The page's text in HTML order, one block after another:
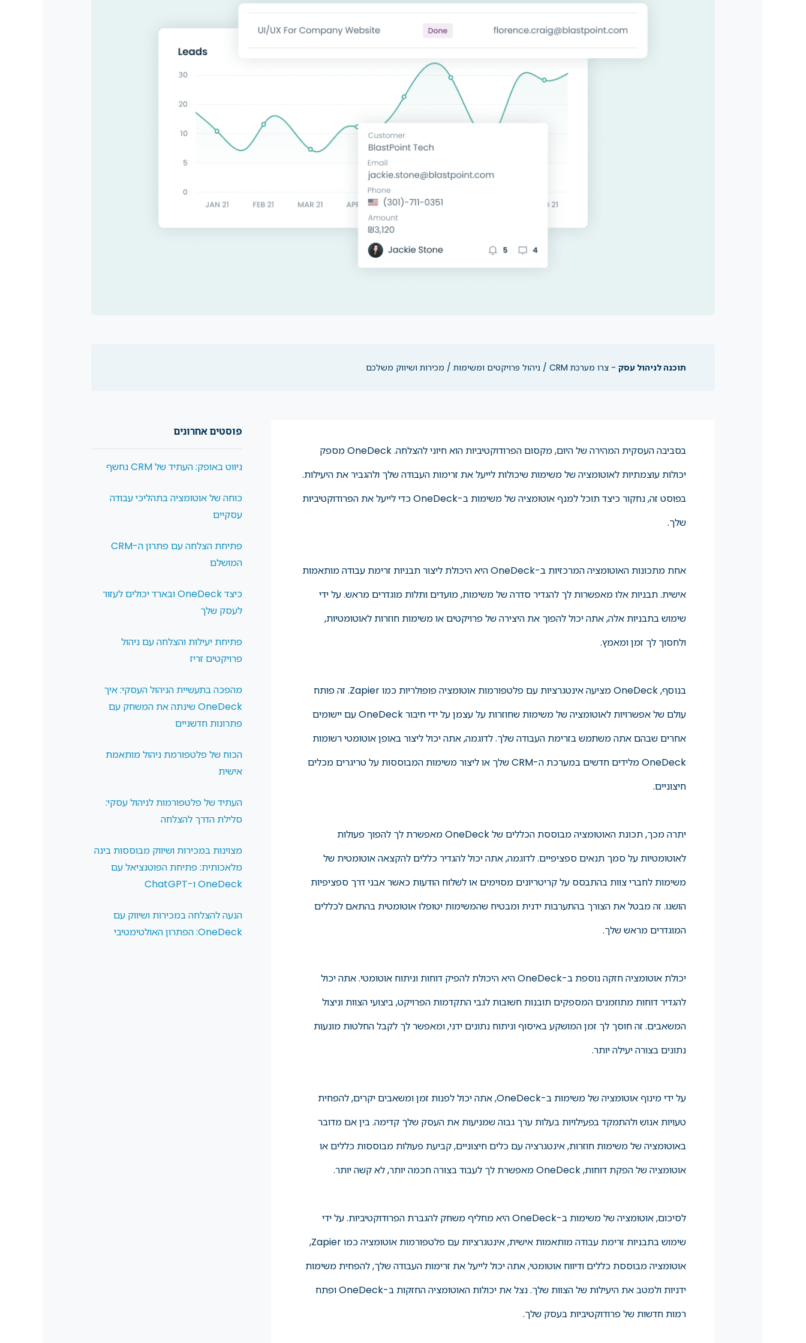
תוכנה לניהול עסק - צרו מערכת CRM / ניהול פרויקטים ומשימות / מכירות ושיווק משלכם
בסביבה העסקית המהירה של היום, מקסום הפרודוקטיביות הוא חיוני להצלחה. OneDeck מספק
יכולות עוצמתיות לאוטומציה של משימות שיכולות לייעל את זרימות העבודה שלך ולהגביר את היעילות.
בפוסט זה, נחקור כיצד תוכל למנף אוטומציה של משימות ב-OneDeck כדי לייעל את הפרודוקטיביות
שלך.
אחת מתכונות האוטומציה המרכזיות ב-OneDeck היא היכולת ליצור תבניות זרימת עבודה מותאמות
אישית. תבניות אלו מאפשרות לך להגדיר סדרה של משימות, מועדים ותלות מוגדרים מראש. על ידי
שימוש בתבניות אלה, אתה יכול להפוך את היצירה של פרויקטים או משימות חוזרות לאוטומטיות,
ולחסוך לך זמן ומאמץ.
בנוסף, OneDeck מציעה אינטגרציות עם פלטפורמות אוטומציה פופולריות כמו Zapier. זה פותח
עולם של אפשרויות לאוטומציה של משימות שחוזרות על עצמן על ידי חיבור OneDeck עם יישומים
אחרים שבהם אתה משתמש בזרימת העבודה שלך. לדוגמה, אתה יכול ליצור באופן אוטומטי רשומות
OneDeck מלידים חדשים במערכת ה-CRM שלך או ליצור משימות המבוססות על טריגרים מכלים
חיצוניים.
יתרה מכך, תכונת האוטומציה מבוססת הכללים של OneDeck מאפשרת לך להפוך פעולות
לאוטומטיות על סמך תנאים ספציפיים. לדוגמה, אתה יכול להגדיר כללים להקצאה אוטומטית של
משימות לחברי צוות בהתבסס על קריטריונים מסוימים או לשלוח הודעות כאשר אבני דרך ספציפיות
הושגו. זה מבטל את הצורך בהתערבות ידנית ומבטיח שהמשימות יטופלו אוטומטית בהתאם לכללים
המוגדרים מראש שלך.
יכולת אוטומציה חזקה נוספת ב-OneDeck היא היכולת להפיק דוחות וניתוח אוטומטי. אתה יכול
להגדיר דוחות מתוזמנים המספקים תובנות חשובות לגבי התקדמות הפרויקט, ביצועי הצוות וניצול
המשאבים. זה חוסך לך זמן המושקע באיסוף וניתוח נתונים ידני, ומאפשר לך לקבל החלטות מונעות
נתונים בצורה יעילה יותר.
על ידי מינוף אוטומציה של משימות ב-OneDeck, אתה יכול לפנות זמן ומשאבים יקרים, להפחית
טעויות אנוש ולהתמקד בפעילויות בעלות ערך גבוה שמניעות את העסק שלך קדימה. בין אם מדובר
באוטומציה של משימות חוזרות, אינטגרציה עם כלים חיצוניים, קביעת פעולות מבוססות כללים או
אוטומציה של הפקת דוחות, OneDeck מאפשרת לך לעבוד בצורה חכמה יותר, לא קשה יותר.
לסיכום, אוטומציה של משימות ב-OneDeck היא מחליף משחק להגברת הפרודוקטיביות. על ידי
שימוש בתבניות זרימת עבודה מותאמות אישית, אינטגרציות עם פלטפורמות אוטומציה כמו Zapier,
אוטומציה מבוססת כללים ודיווח אוטומטי, אתה יכול לייעל את זרימות העבודה שלך, להפחית משימות
ידניות ולמטב את היעילות של הצוות שלך. נצל את יכולות האוטומציה החזקות ב-OneDeck ופתח
רמות חדשות של פרודוקטיביות בעסק שלך.
פוסטים אחרונים
ניווט באופק: העתיד של CRM נחשף
כוחה של אוטומציה בתהליכי עבודה
עסקיים
פתיחת הצלחה עם פתרון ה-CRM
המושלם
כיצד OneDeck ובארד יכולים לעזור
לעסק שלך
פתיחת יעילות והצלחה עם ניהול
פרויקטים זריז
מהפכה בתעשיית הניהול העסקי: איך
OneDeck שינתה את המשחק עם
פתרונות חדשניים
הכוח של פלטפורמת ניהול מותאמת
אישית
העתיד של פלטפורמות לניהול עסקי:
סלילת הדרך להצלחה
מצוינות במכירות ושיווק מבוססות בינה
מלאכותית: פתיחת הפוטנציאל עם
OneDeck ו-ChatGPT
הנעה להצלחה במכירות ושיווק עם
OneDeck: הפתרון האולטימטיבי